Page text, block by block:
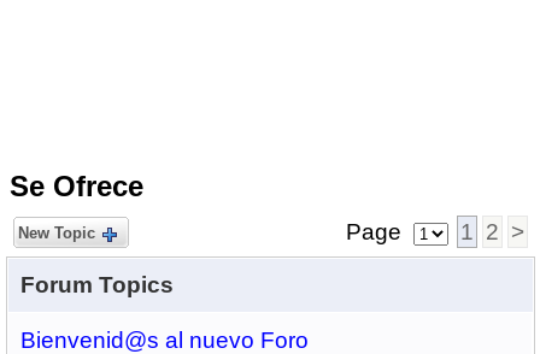
Se Ofrece
New Topic Page 1 2 >
Forum Topics
Bienvenid@s al nuevo Foro